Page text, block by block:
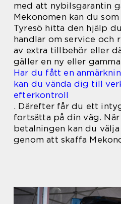
med att nybilsgarantin
Mekonomen kan du
Tyresö hitta den hjälp
handlar om service och
av extra tillbehör eller
gäller en ny eller
Har du fått en
kan du vända dig till
efterkontroll
. Därefter får du ett
fortsätta på din väg.
betalningen kan du
genom att skaffa